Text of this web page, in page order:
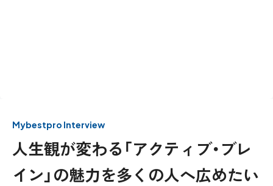
Mybestpro Interview
人生観が変わる「アクティブ・ブレ
イン」の魅力を多くの人へ広めたい